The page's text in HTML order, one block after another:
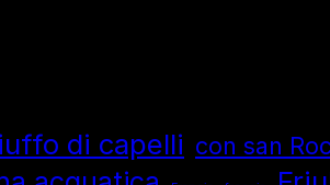
di capelli con san